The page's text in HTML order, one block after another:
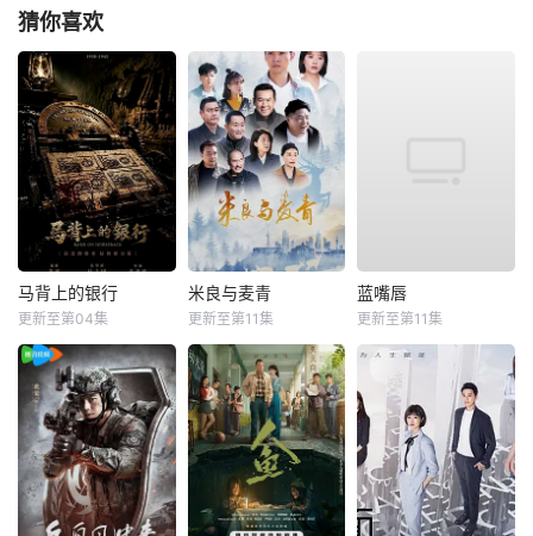
猜你喜欢
马背上的银行
更新至第04集
米良与麦青
更新至第11集
蓝嘴唇
更新至第11集